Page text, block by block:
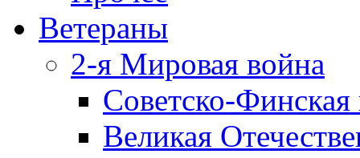
Ветераны
2-я Мировая война
Советско-
Великая